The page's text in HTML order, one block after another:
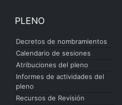
PLENO
Decretos de nombramientos
Calendario de sesiones
Atribuciones del pleno
Informes de actividades del
pleno
Recursos de Revisión